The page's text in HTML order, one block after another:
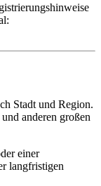
Stadt und Region.
anderen großen
einer
langfristigen